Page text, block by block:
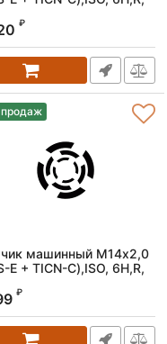
₽
продаж
машинный M14х2,0
E + TICN-C),ISO, 6H,R,
₽